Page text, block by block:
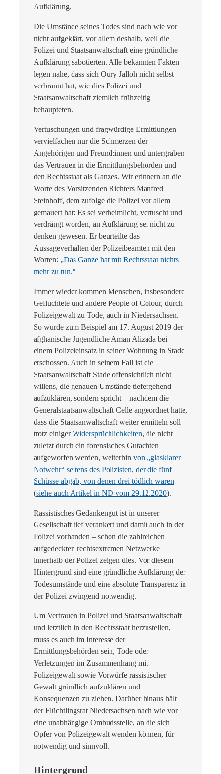
Aufklärung.
Die Umstände seines Todes sind nach wie vor
nicht aufgeklärt, vor allem deshalb, weil die
Polizei und Staatsanwaltschaft eine gründliche
Aufklärung sabotierten. Alle bekannten Fakten
legen nahe, dass sich Oury Jalloh nicht selbst
verbrannt hat, wie dies Polizei und
Staatsanwaltschaft ziemlich frühzeitig
behaupteten.
Vertuschungen und fragwürdige Ermittlungen
vervielfachen nur die Schmerzen der
Angehörigen und Freund:innen und untergraben
das Vertrauen in die Ermittlungsbehörden und
den Rechtsstaat als Ganzes. Wir erinnern an die
Worte des Vorsitzenden Richters Manfred
Steinhoff, dem zufolge die Polizei vor allem
gemauert hat: Es sei verheimlicht, vertuscht und
verdrängt worden, an Aufklärung sei nicht zu
denken gewesen. Er beurteilte das
Aussageverhalten der Polizeibeamten mit den
Worten: „Das Ganze hat mit Rechtsstaat nichts
mehr zu tun.“
Immer wieder kommen Menschen, insbesondere
Geflüchtete und andere People of Colour, durch
Polizeigewalt zu Tode, auch in Niedersachsen.
So wurde zum Beispiel am 17. August 2019 der
afghanische Jugendliche Aman Alizada bei
einem Polizeieinsatz in seiner Wohnung in Stade
erschossen. Auch in seinem Fall ist die
Staatsanwaltschaft Stade offensichtlich nicht
willens, die genauen Umstände tiefergehend
aufzuklären, sondern spricht – nachdem die
Generalstaatsanwaltschaft Celle angeordnet hatte,
dass die Staatsanwaltschaft weiter ermitteln soll –
trotz einigerWidersprüchlichkeiten, die nicht
zuletzt durch ein forensisches Gutachten
aufgeworfen werden, weiterhin von „glasklarer
Notwehr“ seitens des Polizisten, der die fünf
Schüsse abgab, von denen drei tödlich waren
(siehe auch Artikel in ND vom 29.12.2020).
Rassistisches Gedankengut ist in unserer
Gesellschaft tief verankert und damit auch in der
Polizei vorhanden – schon die zahlreichen
aufgedeckten rechtsextremen Netzwerke
innerhalb der Polizei zeigen dies. Vor diesem
Hintergrund sind eine gründliche Aufklärung der
Todesumstände und eine absolute Transparenz in
der Polizei zwingend notwendig.
Um Vertrauen in Polizei und Staatsanwaltschaft
und letztlich in den Rechtsstaat herzustellen,
muss es auch im Interesse der
Ermittlungsbehörden sein, Tode oder
Verletzungen im Zusammenhang mit
Polizeigewalt sowie Vorwürfe rassistischer
Gewalt gründlich aufzuklären und
Konsequenzen zu ziehen. Darüber hinaus hält
der Flüchtlingsrat Niedersachsen nach wie vor
eine unabhängige Ombudsstelle, an die sich
Opfer von Polizeigewalt wenden können, für
notwendig und sinnvoll.
Hintergrund